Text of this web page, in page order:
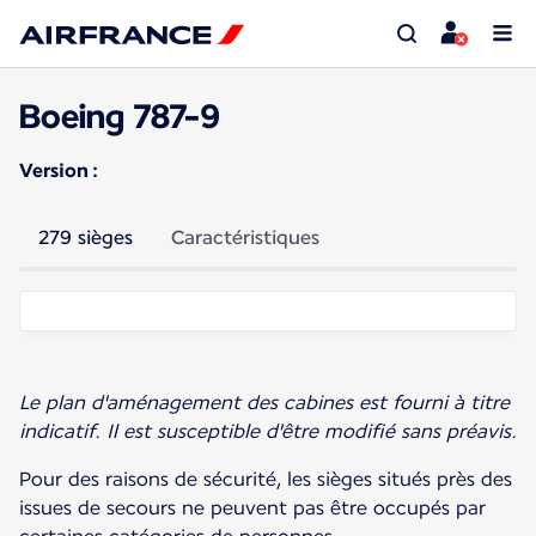
Boeing 787-9
Version :
279 sièges Caractéristiques
Le plan d'aménagement des cabines est fourni à titre
indicatif. Il est susceptible d'être modifié sans préavis.
Pour des raisons de sécurité, les sièges situés près des
issues de secours ne peuvent pas être occupés par